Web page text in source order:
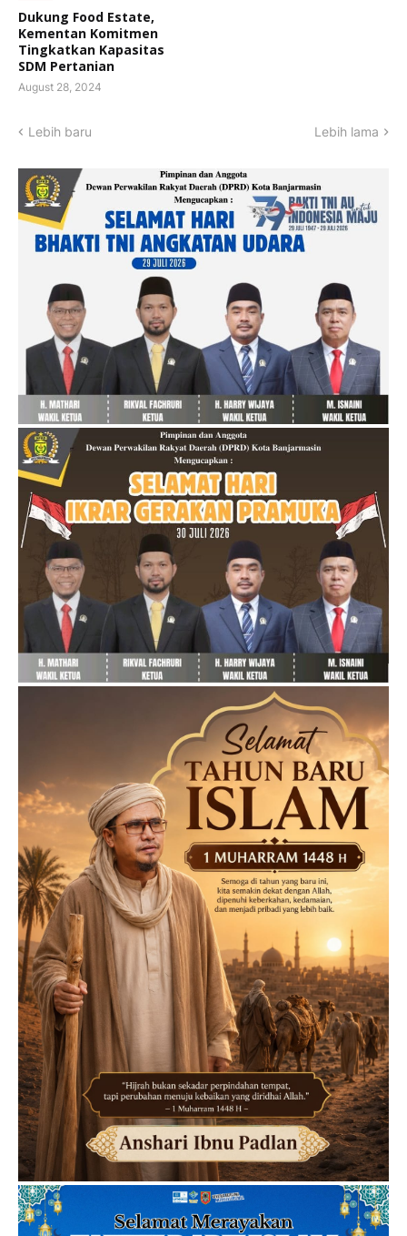
Dukung Food Estate,
Kementan Komitmen
Tingkatkan Kapasitas
SDM Pertanian
August 28, 2024
Lebih baru Lebih lama